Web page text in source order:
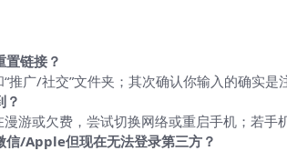
置链接？
推广/社交”文件夹；其次确认你输入的确实
？
游或欠费，尝试切换网络或重启手机；若手
信/Apple但现在无法登录第三方？